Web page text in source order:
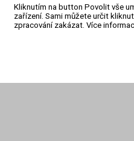
Kliknutím na button Povolit vše
zařízení. Sami můžete určit
zpracování zakázat. Více